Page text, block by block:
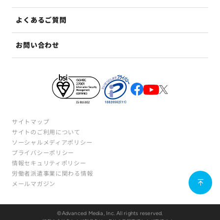
よくあるご質問
お問い合わせ
サイトマップ
サイトのご利用について
ソーシャルメディアポリシー
プライバシーポリシー
情報セキュリティポリシー
労働者派遣事業に関わる情報
メールマガジン
©Advanced Media, Inc. All rights reserved.